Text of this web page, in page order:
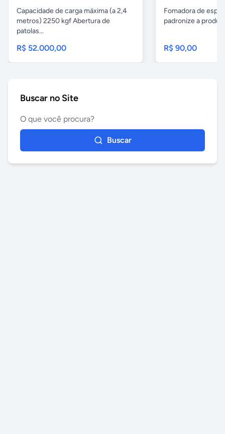
Capacidade de carga máxima (a 2,4
metros) 2250 kgf Abertura de
patolas...
R$ 52.000,00
Fomadora de
padronize a
R$ 90,00
Buscar no Site
Buscar